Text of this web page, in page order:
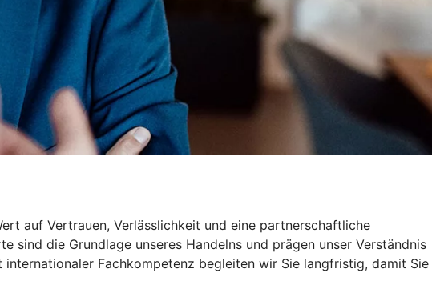
auf Vertrauen, Verlässlichkeit und eine partnerschaftliche
sind die Grundlage unseres Handelns und prägen unser Verständnis
Fachkompetenz begleiten wir Sie langfristig, damit Sie